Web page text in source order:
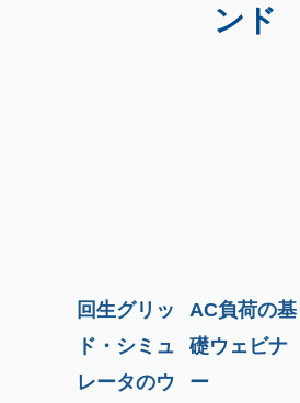
ンド
回生グリッ
ド・シミュ
レータのウ
AC負荷の基
礎ウェビナ
ー